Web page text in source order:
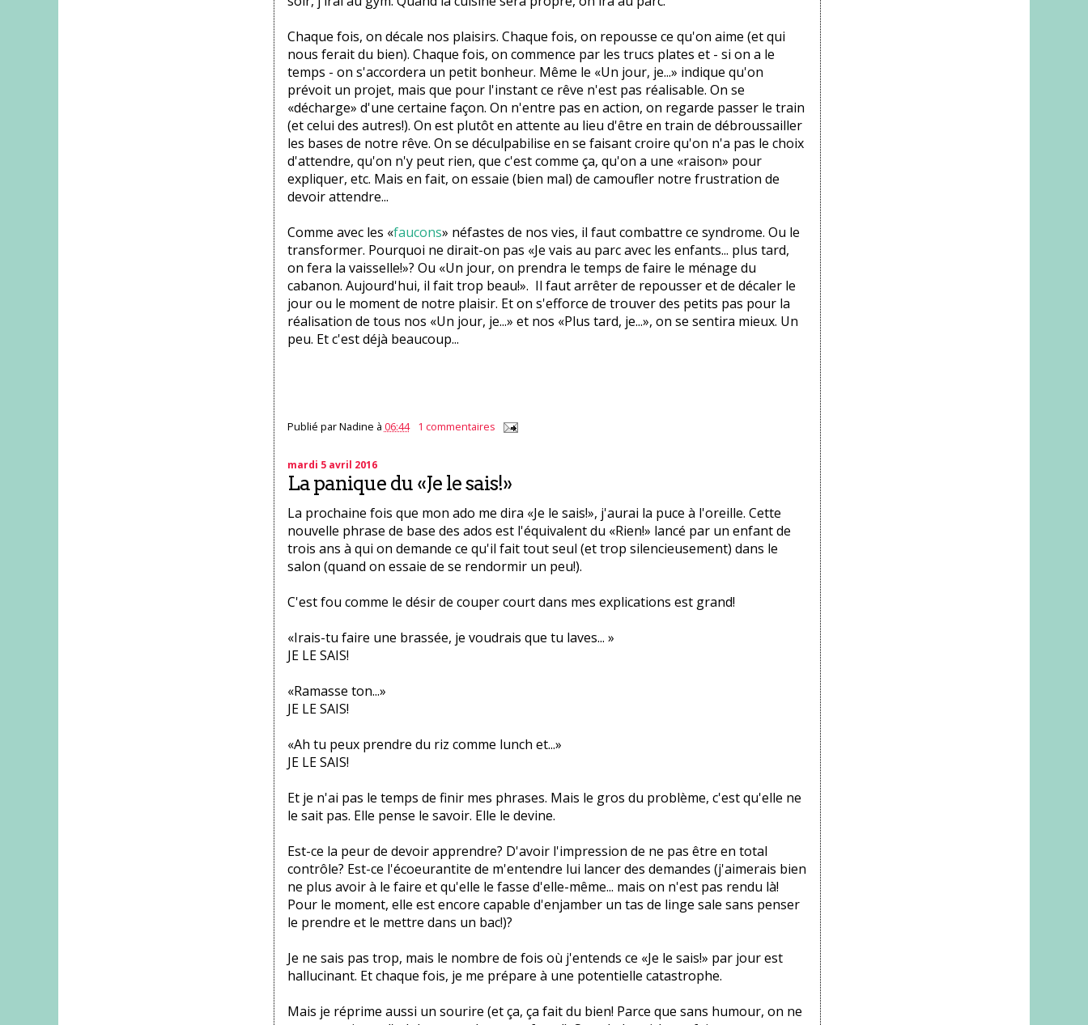
Chaque fois, on décale nos plaisirs. Chaque fois, on repousse ce qu'on aime (et qui
nous ferait du bien). Chaque fois, on commence par les trucs plates et - si on a le
temps - on s'accordera un petit bonheur. Même le «Un jour, je...» indique qu'on
prévoit un projet, mais que pour l'instant ce rêve n'est pas réalisable. On se
«décharge» d'une certaine façon. On n'entre pas en action, on regarde passer le train
(et celui des autres!). On est plutôt en attente au lieu d'être en train de débroussailler
les bases de notre rêve. On se déculpabilise en se faisant croire qu'on n'a pas le choix
d'attendre, qu'on n'y peut rien, que c'est comme ça, qu'on a une «raison» pour
expliquer, etc. Mais en fait, on essaie (bien mal) de camoufler notre frustration de
devoir attendre...
Comme avec les «faucons» néfastes de nos vies, il faut combattre ce syndrome. Ou le
transformer. Pourquoi ne dirait-on pas «Je vais au parc avec les enfants... plus tard,
on fera la vaisselle!»? Ou «Un jour, on prendra le temps de faire le ménage du
cabanon. Aujourd'hui, il fait trop beau!». Il faut arrêter de repousser et de décaler le
jour ou le moment de notre plaisir. Et on s'efforce de trouver des petits pas pour la
réalisation de tous nos «Un jour, je...» et nos «Plus tard, je...», on se sentira mieux. Un
peu. Et c'est déjà beaucoup...
Publié parNadine à 06:44 1 commentaires
mardi 5 avril 2016
La panique du «Je le sais!»
La prochaine fois que mon ado me dira «Je le sais!», j'aurai la puce à l'oreille. Cette
nouvelle phrase de base des ados est l'équivalent du «Rien!» lancé par un enfant de
trois ans à qui on demande ce qu'il fait tout seul (et trop silencieusement) dans le
salon (quand on essaie de se rendormir un peu!).
C'est fou comme le désir de couper court dans mes explications est grand!
«Irais-tu faire une brassée, je voudrais que tu laves... »
JE LE SAIS!
«Ramasse ton...»
JE LE SAIS!
«Ah tu peux prendre du riz comme lunch et...»
JE LE SAIS!
Et je n'ai pas le temps de finir mes phrases. Mais le gros du problème, c'est qu'elle ne
le sait pas. Elle pense le savoir. Elle le devine.
Est-ce la peur de devoir apprendre? D'avoir l'impression de ne pas être en total
contrôle? Est-ce l'écoeurantite de m'entendre lui lancer des demandes (j'aimerais bien
ne plus avoir à le faire et qu'elle le fasse d'elle-même... mais on n'est pas rendu là!
Pour le moment, elle est encore capable d'enjamber un tas de linge sale sans penser
le prendre et le mettre dans un bac!)?
Je ne sais pas trop, mais le nombre de fois où j'entends ce «Je le sais!» par jour est
hallucinant. Et chaque fois, je me prépare à une potentielle catastrophe.
Mais je réprime aussi un sourire (et ça, ça fait du bien! Parce que sans humour, on ne